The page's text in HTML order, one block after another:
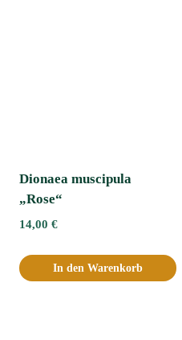
Dionaea muscipula
„Rose“
14,00 €
In den Warenkorb